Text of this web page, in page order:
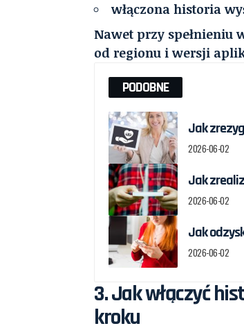
włączona historia
Nawet przy spełnieniu
od regionu i wersji
PODOBNE
Jak
2026-06-02
Jak
2026-06-02
Jak
2026-06-02
3. Jak włączyć
kroku